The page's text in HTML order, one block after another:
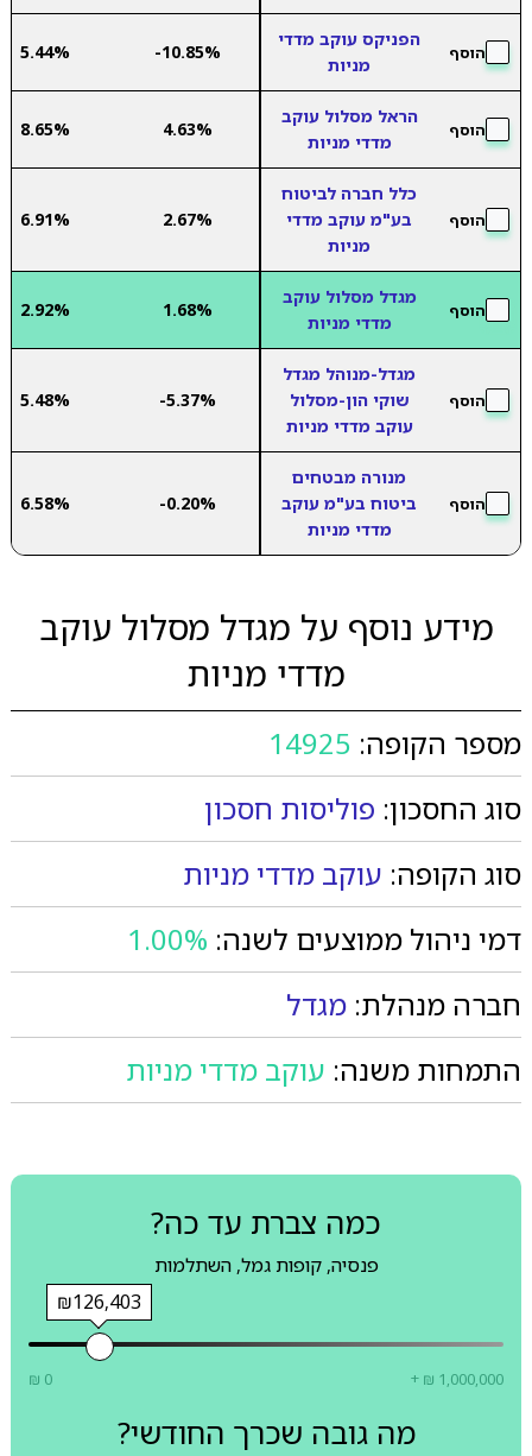
הוסף
הפניקס עוקב מדדי
מניות
-10.85%
5.44%
הוסף
הראל מסלול עוקב
מדדי מניות
4.63%
8.65%
הוסף
כלל חברה לביטוח
בע"מ עוקב מדדי
מניות
2.67%
6.91%
הוסף
מגדל מסלול עוקב
מדדי מניות
1.68%
2.92%
הוסף
מגדל-מנוהל מגדל
שוקי הון-מסלול
עוקב מדדי מניות
-5.37%
5.48%
הוסף
מנורה מבטחים
ביטוח בע"מ עוקב
מדדי מניות
-0.20%
6.58%
מידע נוסף על מגדל מסלול עוקב
מדדי מניות
מספר הקופה: 14925
סוג החסכון: פוליסות חסכון
סוג הקופה: עוקב מדדי מניות
דמי ניהול ממוצעים לשנה: 1.00%
חברה מנהלת: מגדל
התמחות משנה: עוקב מדדי מניות
כמה צברת עד כה?
פנסיה, קופות גמל, השתלמות
₪126,403
₪ 0 + ₪ 1,000,000
מה גובה שכרך החודשי?